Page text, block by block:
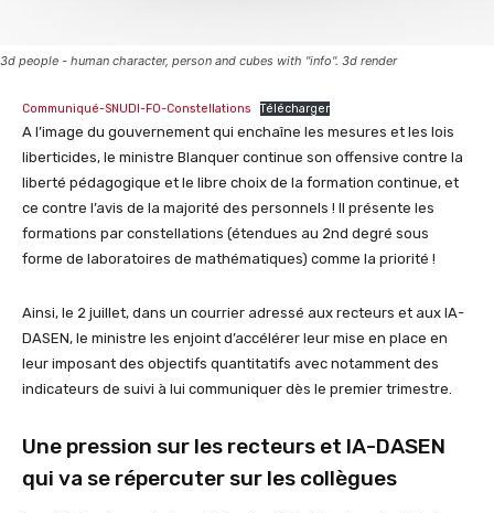
3d people - human character, person and cubes with "info". 3d render
Communiqué-SNUDI-FO-Constellations Télécharger
A l’image du gouvernement qui enchaîne les mesures et les lois
liberticides, le ministre Blanquer continue son offensive contre la
liberté pédagogique et le libre choix de la formation continue, et
ce contre l’avis de la majorité des personnels ! Il présente les
formations par constellations (étendues au 2nd degré sous
forme de laboratoires de mathématiques) comme la priorité !
Ainsi, le 2 juillet, dans un courrier adressé aux recteurs et aux IA-
DASEN, le ministre les enjoint d’accélérer leur mise en place en
leur imposant des objectifs quantitatifs avec notamment des
indicateurs de suivi à lui communiquer dès le premier trimestre.
Une pression sur les recteurs et IA-DASEN
qui va se répercuter sur les collègues